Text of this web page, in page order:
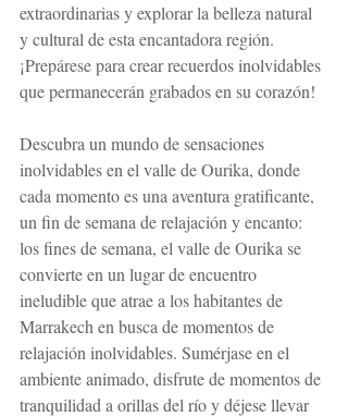
extraordinarias y explorar la belleza natural
y cultural de esta encantadora región.
¡Prepárese para crear recuerdos inolvidables
que permanecerán grabados en su corazón!
Descubra un mundo de sensaciones
inolvidables en el valle de Ourika, donde
cada momento es una aventura gratificante,
un fin de semana de relajación y encanto:
los fines de semana, el valle de Ourika se
convierte en un lugar de encuentro
ineludible que atrae a los habitantes de
Marrakech en busca de momentos de
relajación inolvidables. Sumérjase en el
ambiente animado, disfrute de momentos de
tranquilidad a orillas del río y déjese llevar